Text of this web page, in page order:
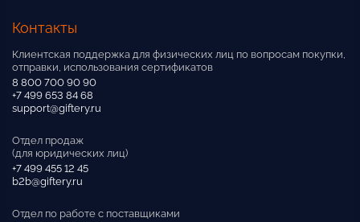
Контакты
Клиентская поддержка для физических лиц по вопросам покупки,
отправки, использования сертификатов
8 800 700 90 90
+7 499 653 84 68
support@giftery.ru
Отдел продаж
(для юридических лиц)
+7 499 455 12 45
b2b@giftery.ru
Отдел по работе с поставщиками